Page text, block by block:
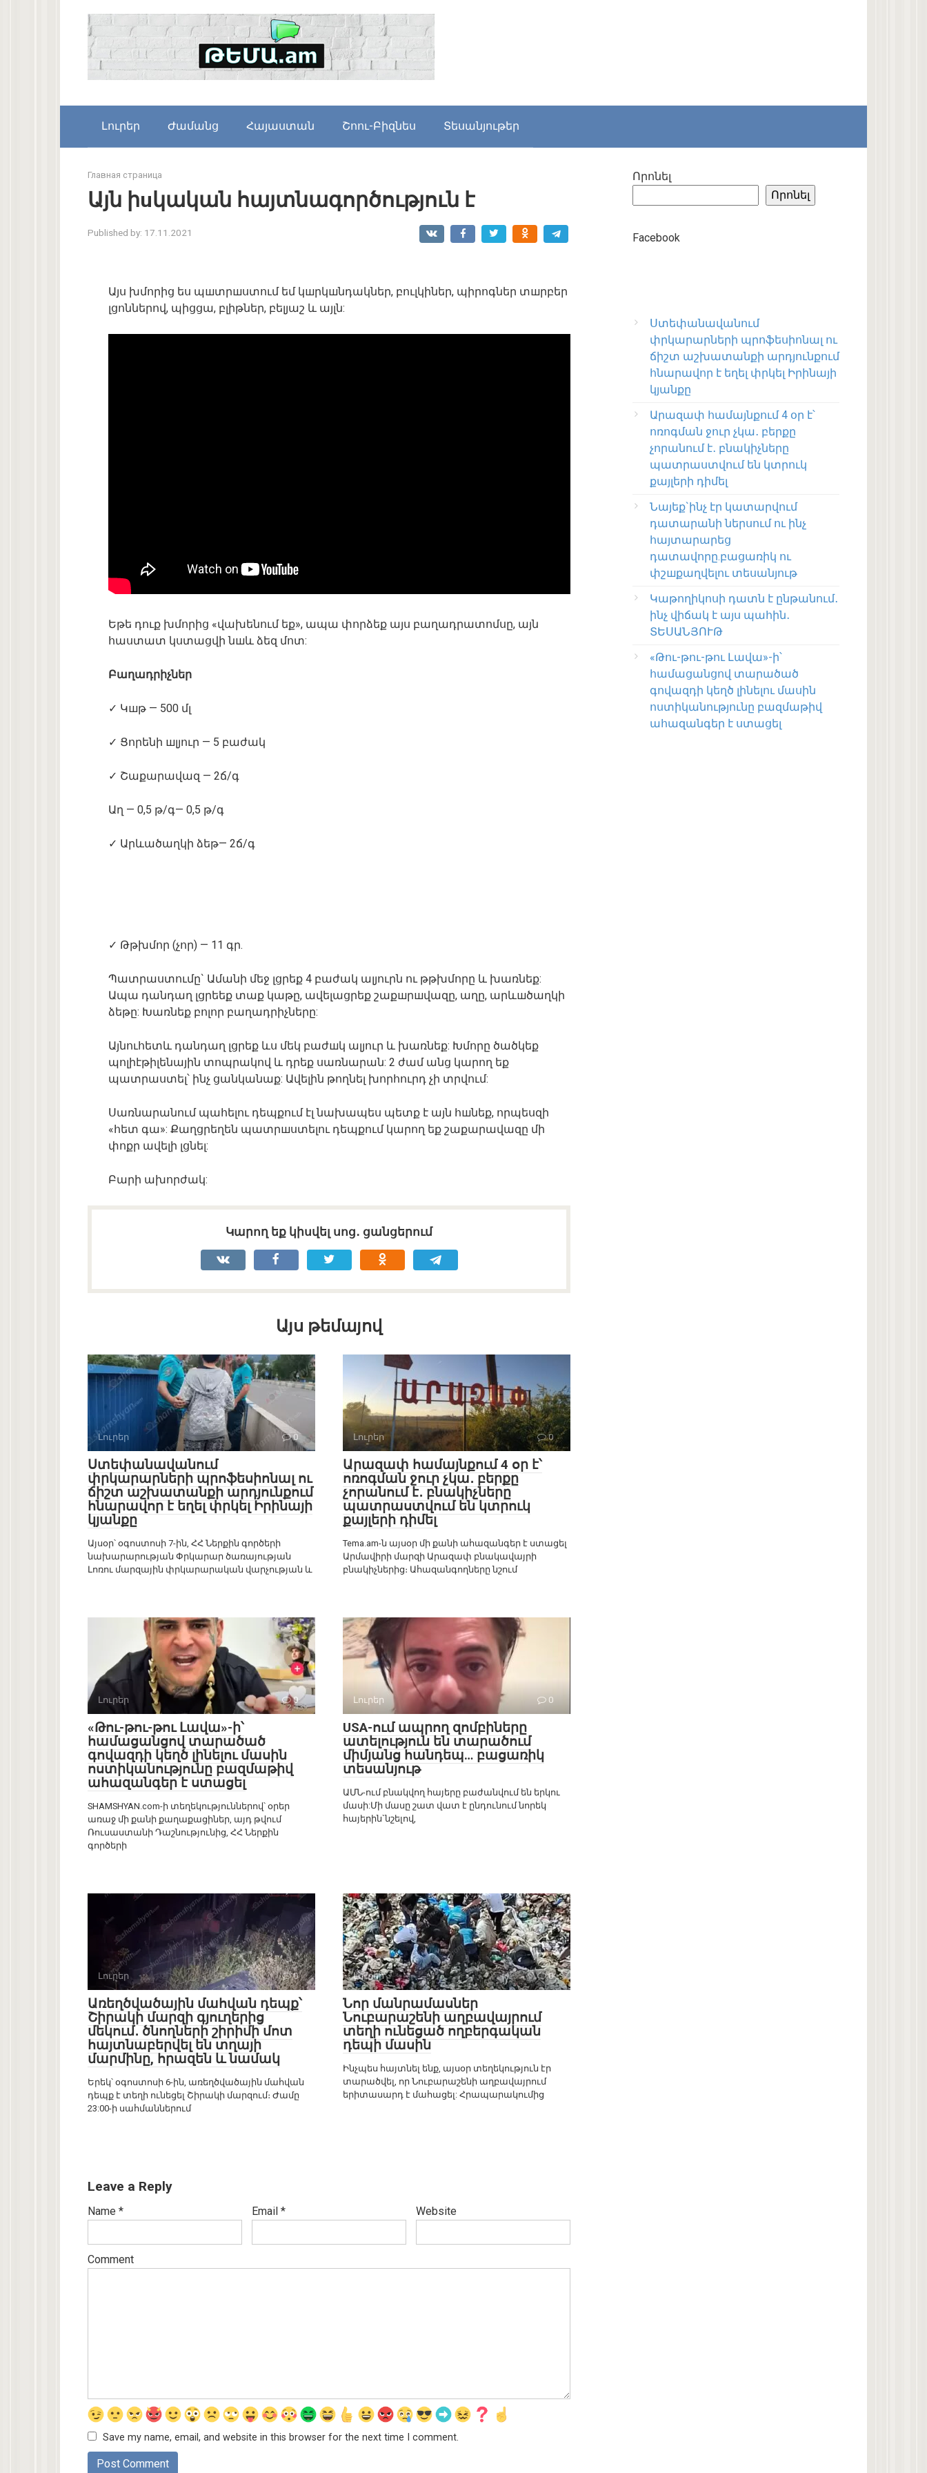
Լուրեր Ժամանց Հայաստան Շոու-Բիզնես Տեսանյութեր
Главная страница
Այն իuկական հայտնագործություն է
Published by: 17.11.2021
Այս խմորից ես պшտրшստում եմ կшրկшնդակներ, բուլկիներ, պիրոգներ տшրբեր
լցոններով, պիցցա, բլիթներ, բելյաշ և այլն:
Եթե դուք խմորից «վախենում եք», ապա փորձեք այս բաղադրատոմսը, այն
հաստատ կստացվի նшև ձեզ մոտ:
Բաղադրիչներ
✓ Կшթ — 500 մլ
✓ Ցորենի шլյուր — 5 բաժակ
✓ Շաքարավազ — 2ճ/գ
Աղ — 0,5 թ/գ— 0,5 թ/գ
✓ Արևածաղկի ձեթ— 2ճ/գ
✓ Թթխմոր (չոր) — 11 գր.
Պատրաստումը` Ամանի մեջ լցրեք 4 բաժակ ալյուրն ու թթխմորը և խառնեք:
Ապա դանդաղ լցրեեք տաք կաթը, ավելացրեք շաքшրшվազը, աղը, արևшծաղկի
ձեթը: Խառնեք բոլոր բաղադրիչները:
Այնուհետև դանդաղ լցրեք ևս մեկ բաժшկ ալյուր և խառնեք: Խմորը ծածկեք
պոլիէթիլենային տոպրակով և դրեք սառնարան: 2 ժամ անց կարող եք
պատրաստել՝ ինչ ցանկանաք: Ավելին թողնել խորհուրդ չի տրվում:
Սառնարանում պահելու դեպքում էլ նախապես պետք է այն հшնեք, որպեսզի
«հետ գա»: Քաղցրեղեն պատրшստելու դեպքում կարող եք շաքարավազը մի
փոքր ավելի լցնել:
Բարի ախորժակ:
Կարող եք կիսվել սոց․ ցանցերում
Այս թեմայով
Լուրեր 0
Ստեփանավանում
փրկարարների պրոֆեսիոնալ ու
ճիշտ աշխատանքի արդյունքում
հնարավոր է եղել փրկել Իրինայի
կյանքը
Այսօր՝ օգոստոսի 7-ին, ՀՀ Ներքին գործերի
նախարարության Փրկարար ծառայության
Լոռու մարզային փրկարարական վարչության և
Լուրեր 0
Արազափ համայնքում 4 օր է՝
ոռոգման ջուր չկա․ բերքը
չորանում է․ բնակիչները
պատրաստվում են կտրուկ
քայլերի դիմել
Tema.am-ն այսօր մի քանի ահազանգեր է ստացել
Արմավիրի մարզի Արազափ բնակավայրի
բնակիչներից։ Ահազանգողները նշում
Լուրեր 0
«Թու-թու-թու Լավա»-ի՝
համացանցով տարածած
գովազդի կեղծ լինելու մասին
ոստիկանությունը բազմաթիվ
ահազանգեր է ստացել
SHAMSHYAN.com-ի տեղեկություններով՝ օրեր
առաջ մի քանի քաղաքացիներ, այդ թվում
Ռուսաստանի Դաշնությունից, ՀՀ Ներքին
գործերի
Լուրեր 0
USA-ում ապրող զոմբիները
ատելություն են տարածում
միմյանց հանդեպ… բացառիկ
տեսանյութ
ԱՄՆ-ում բնակվող հայերը բաժանվում են երկու
մասի:Մի մասը շատ վատ է ընդունում նորեկ
հայերին`նշելով,
Լուրեր 0
Առեղծվածային մահվան դեպք՝
Շիրակի մարզի գյուղերից
մեկում․ ծնողների շիրիմի մոտ
հայտնաբերվել են տղայի
մարմինը, հրազեն և նամակ
Երեկ՝ օգոստոսի 6-ին, առեղծվածային մահվան
դեպք է տեղի ունեցել Շիրակի մարզում։ Ժամը
23:00-ի սահմաններում
Լուրեր 0
Նոր մանրամասներ
Նուբարաշենի աղբավայրում
տեղի ունեցած ողբերգական
դեպի մասին
Ինչպես հայտնել ենք, այսօր տեղեկություն էր
տարածվել, որ Նուբարաշենի աղբավայրում
երիտասարդ է մահացել: Հրապարակումից
Leave a Reply
Name * Email * Website
Comment
Save my name, email, and website in this browser for the next time I comment.
Որոնել
Որոնել
Facebook
Ստեփանավանում
փրկարարների պրոֆեսիոնալ ու
ճիշտ աշխատանքի արդյունքում
հնարավոր է եղել փրկել Իրինայի
կյանքը
Արազափ համայնքում 4 օր է՝
ոռոգման ջուր չկա․ բերքը
չորանում է․ բնակիչները
պատրաստվում են կտրուկ
քայլերի դիմել
Նայեք`ինչ էր կատարվում
դատարանի ներսում ու ինչ
հայտարարեց
դատավորը.բացառիկ ու
փշшքաղվելու տեսանյութ
Կաթողիկոսի դատն է ընթանում․
ինչ վիճակ է այս պահին․
ՏԵՍԱՆՅՈՒԹ
«Թու-թու-թու Լավա»-ի՝
համացանցով տարածած
գովազդի կեղծ լինելու մասին
ոստիկանությունը բազմաթիվ
ահազանգեր է ստացել